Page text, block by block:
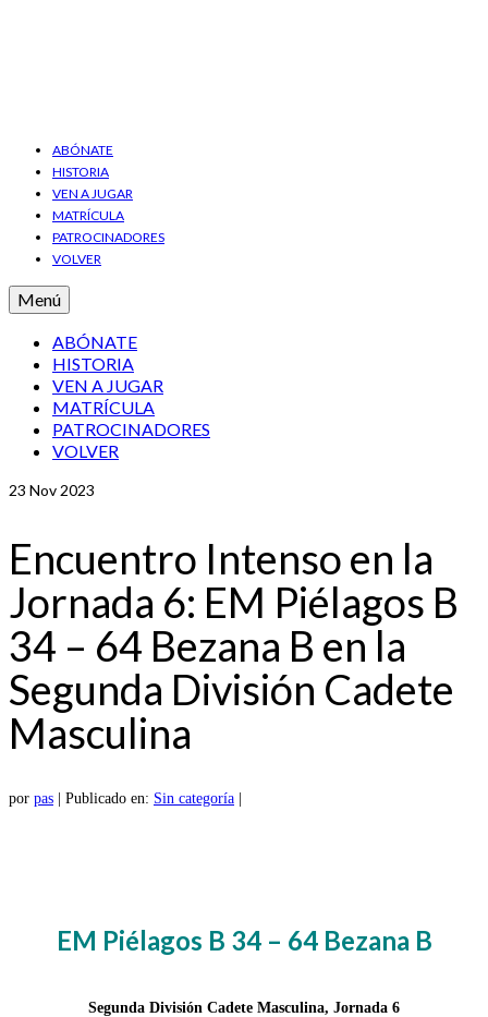
ABÓNATE
HISTORIA
VEN A JUGAR
MATRÍCULA
PATROCINADORES
VOLVER
Menú
ABÓNATE
HISTORIA
VEN A JUGAR
MATRÍCULA
PATROCINADORES
VOLVER
23 Nov 2023
Encuentro Intenso en la
Jornada 6: EM Piélagos B
34 – 64 Bezana B en la
Segunda División Cadete
Masculina
por pas Publicado en: Sin categoría
EM Piélagos B 34 – 64 Bezana B
Segunda División Cadete Masculina, Jornada 6